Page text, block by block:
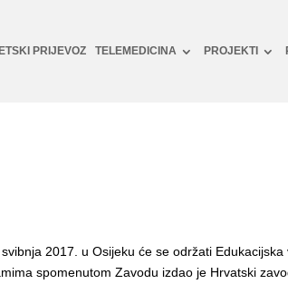
PRIJEVOZ TELEMEDICINA PROJEKTI
2017. u Osijeku će se održati
spomenutom Zavodu izdao je Hrvatski